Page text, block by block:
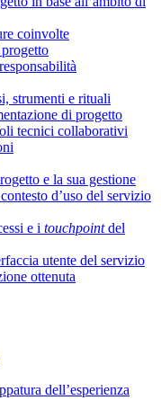
coinvolte
strumenti e rituali
di progetto
tecnici collaborativi
e la sua gestione
d’uso del servizio
e i touchpointdel
utente del servizio
ottenuta
dell’esperienza